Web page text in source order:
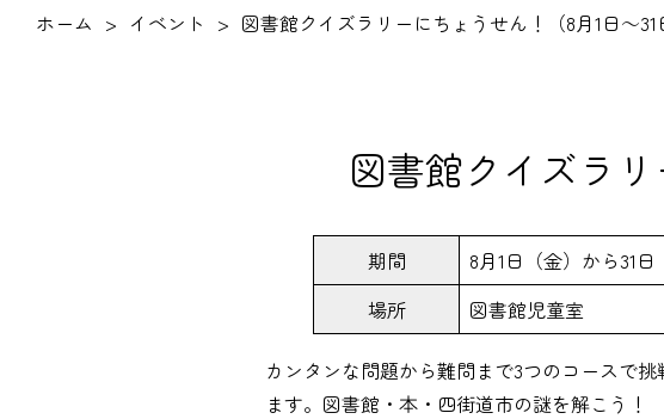
ホーム イベント 図書館クイズラリーにちょうせん！（8月1日～31
図書館クイズラリ
期間
8月1日（金）から31日
場所
図書館児童室
カンタンな問題から難問まで3つのコースで
ます。図書館・本・四街道市の謎を解こう！